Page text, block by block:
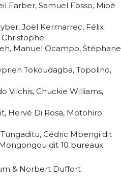
Farber, Samuel Fosso, Mioé
Joël Kermarrec, Félix
Christophe
Manuel Ocampo, Stéphane
Tokoudagba, Topolino,
Vilchis, Chuckie Williams,
Hervé Di Rosa, Motohiro
Cédric Mbengi dit
dit 10 bureaux
& Norbert Duffort